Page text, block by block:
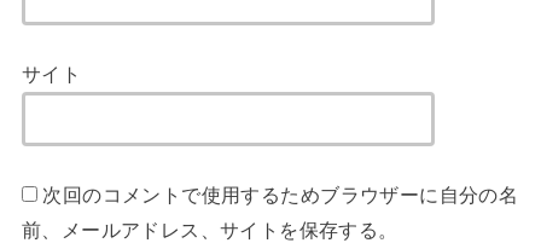
サイト
次回のコメントで使用するためブラウザーに自分の名
前、メールアドレス、サイトを保存する。